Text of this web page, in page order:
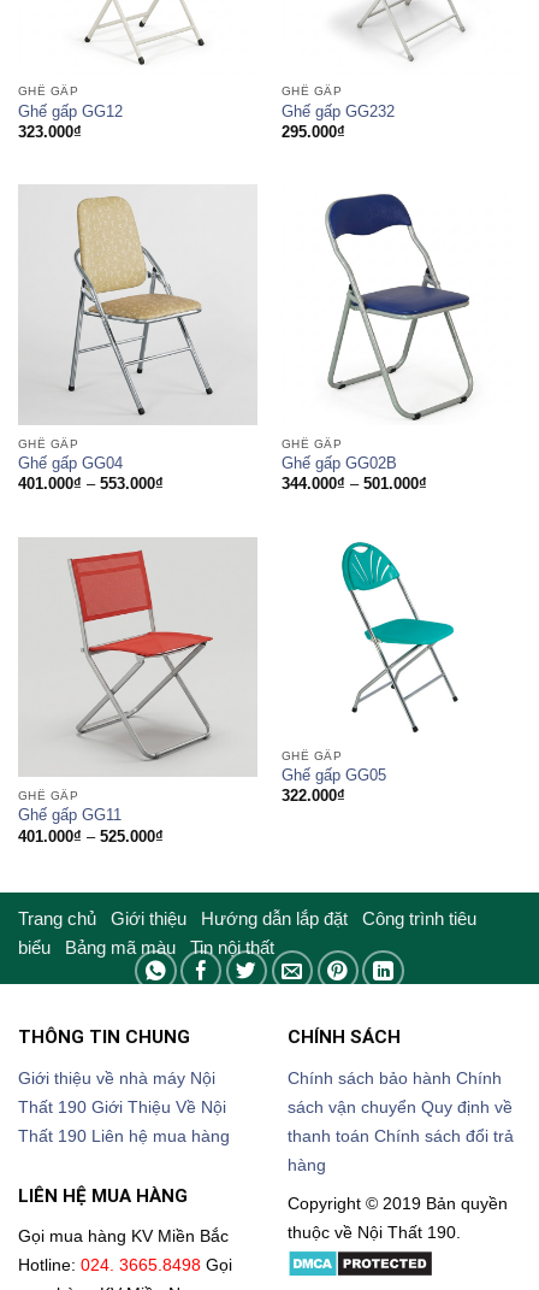
GHẾ GẤP
Ghế gấp GG12
323.000₫
GHẾ GẤP
Ghế gấp GG232
295.000₫
GHẾ GẤP
Ghế gấp GG04
401.000₫ – 553.000₫Khoảng
đến
GHẾ GẤP
Ghế gấp GG02B
344.000₫ – 501.000₫Khoảng
GHẾ GẤP
Ghế gấp GG11
401.000₫ – 525.000₫Khoảng
đến
GHẾ GẤP
Ghế gấp GG05
322.000₫
Trang chủ Giới thiệu Hướng dẫn lắp đặt Công trình tiêu
biểu
Bảng mã màu Tin nội thất
THÔNG TIN CHUNG
Giới thiệu về nhà máy Nội
Thất 190 Giới Thiệu Về Nội
Thất 190 Liên hệ mua hàng
CHÍNH SÁCH
Chính sách bảo hành Chính
sách vận chuyển Quy định về
thanh toán Chính sách đổi trả
hàng
LIÊN HỆ MUA HÀNG
Gọi mua hàng KV Miền Bắc
Hotline: 024. 3665.8498 Gọi
Copyright © 2019 Bản quyền
thuộc về Nội Thất 190.